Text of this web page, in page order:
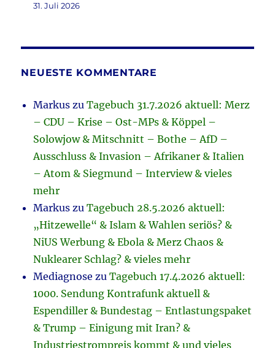
31. Juli 2026
NEUESTE KOMMENTARE
Markus zuTagebuch 31.7.2026 aktuell: Merz
– CDU – Krise – Ost-MPs & Köppel –
Solowjow & Mitschnitt – Bothe – AfD –
Ausschluss & Invasion – Afrikaner & Italien
– Atom & Siegmund – Interview & vieles
mehr
Markus zuTagebuch 28.5.2026 aktuell:
„Hitzewelle“ & Islam & Wahlen seriös? &
NiUS Werbung & Ebola & Merz Chaos &
Nuklearer Schlag? & vieles mehr
Mediagnose zuTagebuch 17.4.2026 aktuell:
1000. Sendung Kontrafunk aktuell &
Espendiller & Bundestag – Entlastungspaket
& Trump – Einigung mit Iran? &
Industriestrompreis kommt & und vieles